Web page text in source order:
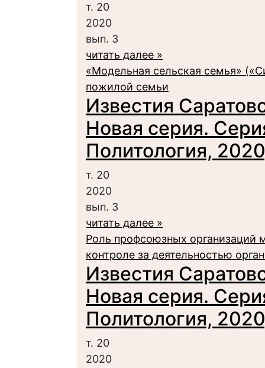
т. 20
2020
вып. 3
читать далее »
«Модельная сельская семья»
пожилой семьи
Известия
Новая серия.
Политология,
т. 20
2020
вып. 3
читать далее »
Роль профсоюзных организаций
контроле за деятельностью
Известия
Новая серия.
Политология,
т. 20
2020